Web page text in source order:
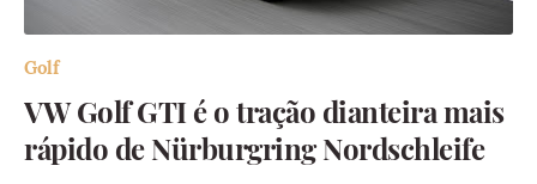
Golf
VW Golf GTI é o tração dianteira mais
rápido de Nürburgring Nordschleife